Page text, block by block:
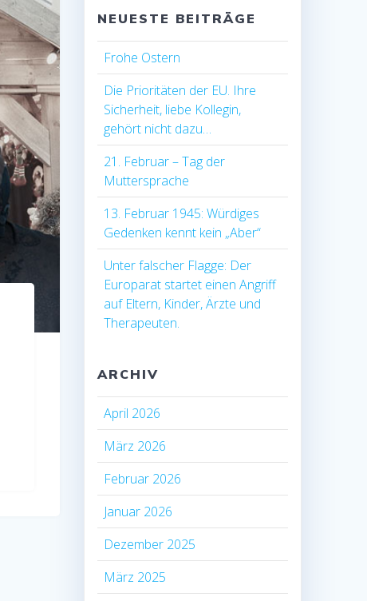
NEUESTE BEITRÄGE
Frohe Ostern
Die Prioritäten der EU. Ihre
Sicherheit, liebe Kollegin,
gehört nicht dazu…
21. Februar – Tag der
Muttersprache
13. Februar 1945: Würdiges
Gedenken kennt kein „Aber“
Unter falscher Flagge: Der
Europarat startet einen Angriff
auf Eltern, Kinder, Ärzte und
Therapeuten.
ARCHIV
April 2026
März 2026
Februar 2026
Januar 2026
Dezember 2025
März 2025